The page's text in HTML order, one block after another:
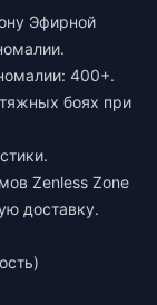
Эфирной
400+.
боях при
Zenless Zone
доставку.